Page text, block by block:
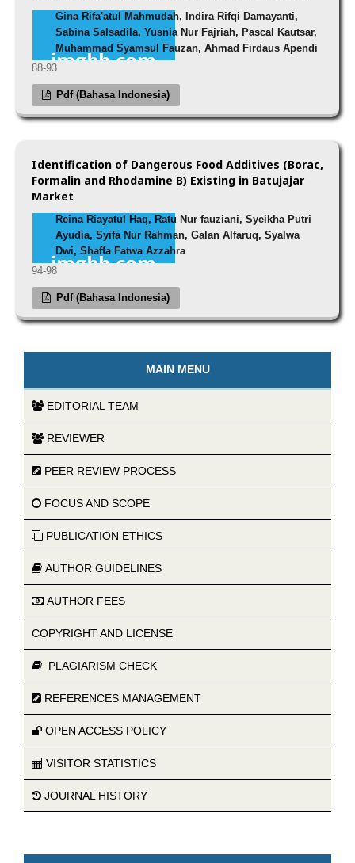
Gina Rifa'atul Mahmudah, Indira Rifqi Damayanti,
Sabina Salsadila, Yusnia Nur Fajriah, Pascal Kautsar,
Muhammad Syamsul Fauzan, Ahmad Firdaus Apendi
88-93
Pdf (Bahasa Indonesia)
Identification of Dangerous Food Additives (Borac,
Formalin and Rhodamine B) Existing in Batujajar
Market
Reina Riayatul Haq, Ratu Nur fauziani, Syeikha Putri
Ayudia, Syifa Nur Rahman, Galan Alfaruq, Syalwa
Dwi, Shaffa Fatwa Azzahra
94-98
Pdf (Bahasa Indonesia)
MAIN MENU
EDITORIAL TEAM
REVIEWER
PEER REVIEW PROCESS
FOCUS AND SCOPE
PUBLICATION ETHICS
AUTHOR GUIDELINES
AUTHOR FEES
COPYRIGHT AND LICENSE
PLAGIARISM CHECK
REFERENCES MANAGEMENT
OPEN ACCESS POLICY
VISITOR STATISTICS
JOURNAL HISTORY